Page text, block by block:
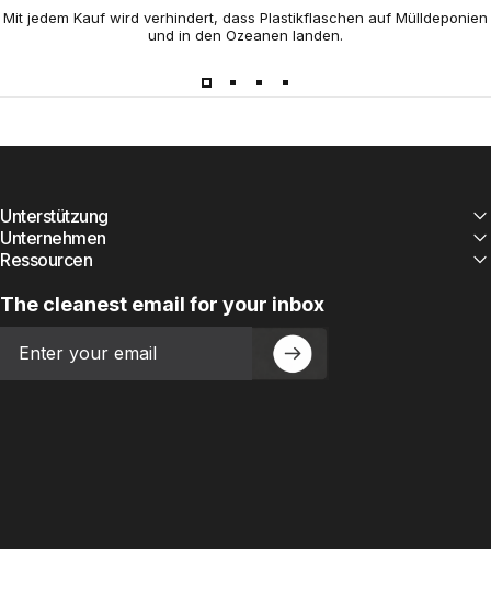
Mit jedem Kauf wird verhindert, dass Plastikflaschen auf Mülldeponien
und in den Ozeanen landen.
Unterstützung
Unternehmen
Ressourcen
The cleanest email for your inbox